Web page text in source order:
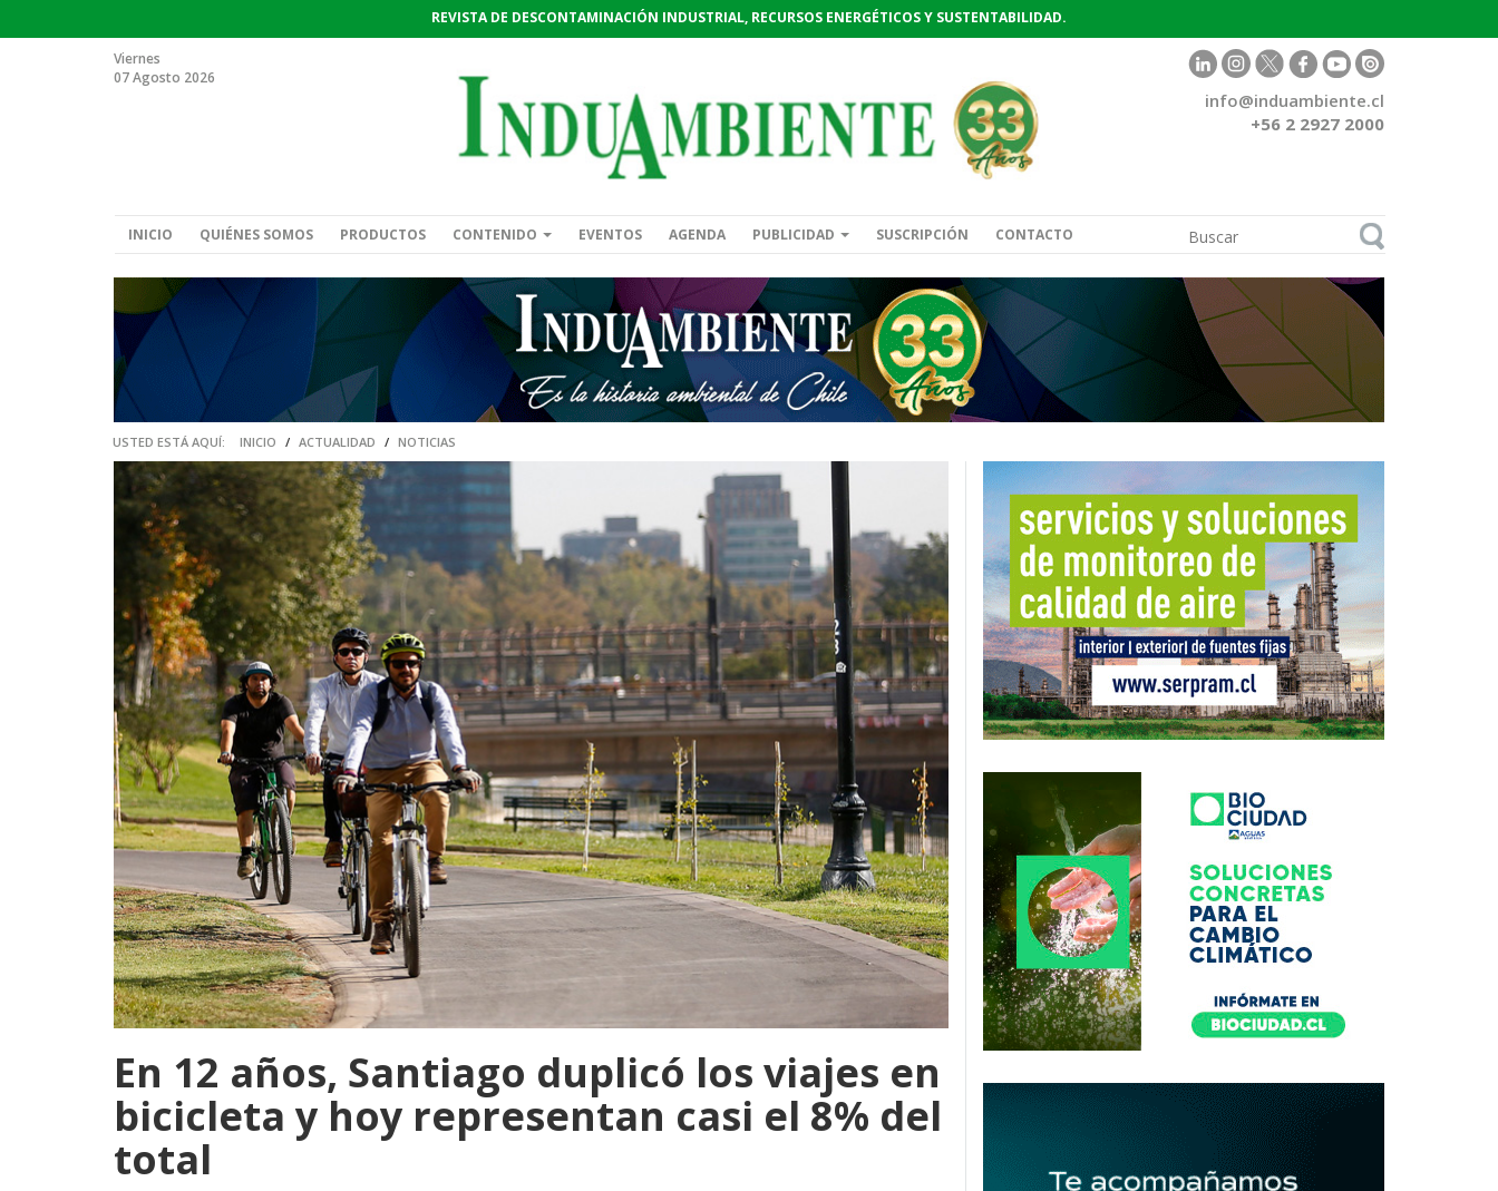
REVISTA DE DESCONTAMINACIÓN INDUSTRIAL, RECURSOS ENERGÉTICOS Y SUSTENTABILIDAD.
Viernes
07 Agosto 2026
info@induambiente.cl
+56 2 2927 2000
INICIO QUIÉNES SOMOS PRODUCTOS CONTENIDO EVENTOS AGENDA PUBLICIDAD SUSCRIPCIÓN CONTACTO
USTED ESTÁ AQUÍ: INICIO / ACTUALIDAD / NOTICIAS
En 12 años, Santiago duplicó los viajes en
bicicleta y hoy representan casi el 8% del
total